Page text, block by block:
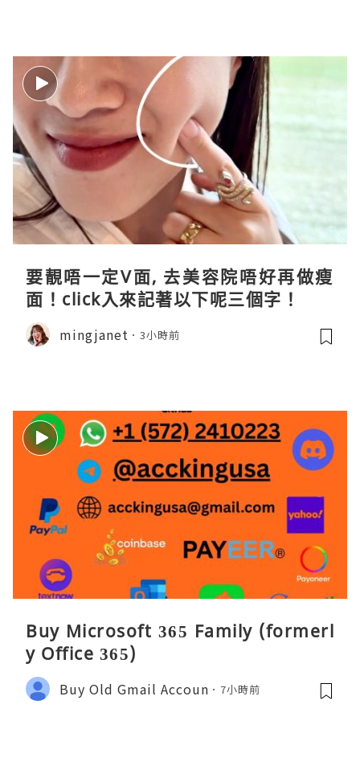
要靚唔一定V面, 去美容院唔好再做瘦
面！click入來記著以下呢三個字！
mingjanet 3小時前
Buy Microsoft 365 Family (formerl
y Office 365)
Buy Old Gmail Accoun 7小時前